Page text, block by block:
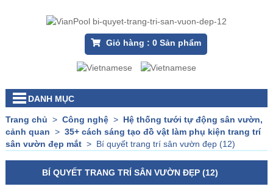
Giỏ hàng : 0Sản phẩm
DANH MỤC
Trang chủ > Công nghệ> Hệ thống tưới tự động sân vườn,
cảnh quan > 35+ cách sáng tạo đồ vật làm phụ kiện trang trí
sân vườn đẹp mắt> Bí quyết trang trí sân vườn đẹp (12)
BÍ QUYẾT TRANG TRÍ SÂN VƯỜN ĐẸP (12)